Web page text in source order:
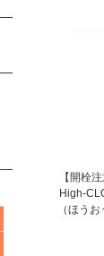
【開栓
High-
（ほう